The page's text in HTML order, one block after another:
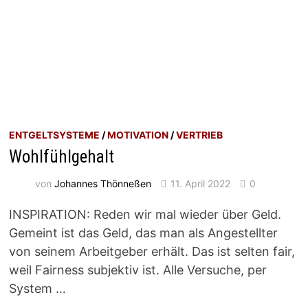
ENTGELTSYSTEME /MOTIVATION /VERTRIEB
Wohlfühlgehalt
vonJohannes Thönneßen 11. April 2022 0
INSPIRATION: Reden wir mal wieder über Geld.
Gemeint ist das Geld, das man als Angestellter
von seinem Arbeitgeber erhält. Das ist selten fair,
weil Fairness subjektiv ist. Alle Versuche, per
System …